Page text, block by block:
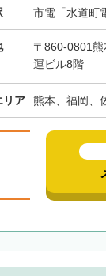
市電「水道町
〒860-0801
運ビル8階
リア 熊本、福岡、